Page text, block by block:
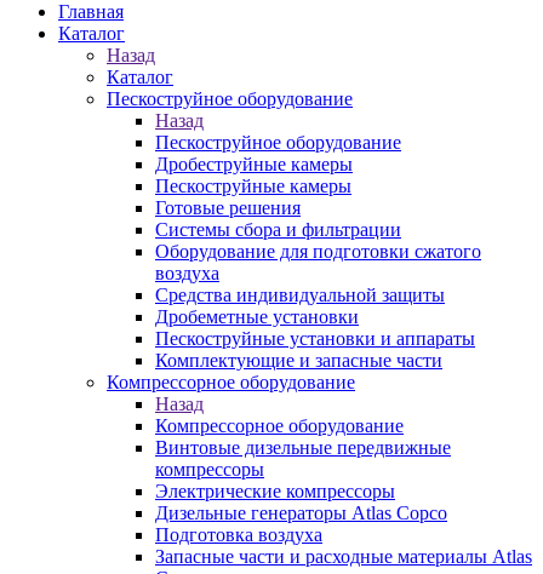
Главная
Каталог
Назад
Каталог
Пескоструйное оборудование
Назад
Пескоструйное оборудование
Дробеструйные камеры
Пескоструйные камеры
Готовые решения
Системы сбора и фильтрации
Оборудование для подготовки сжатого
воздуха
Средства индивидуальной защиты
Дробеметные установки
Пескоструйные установки и аппараты
Комплектующие и запасные части
Компрессорное оборудование
Назад
Компрессорное оборудование
Винтовые дизельные передвижные
компрессоры
Электрические компрессоры
Дизельные генераторы Atlas Copco
Подготовка воздуха
Запасные части и расходные материалы Atlas